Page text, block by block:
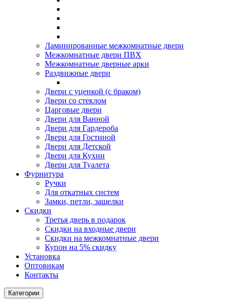
Ламинированные межкомнатные двери
Межкомнатные двери ПВХ
Межкомнатные дверные арки
Раздвижные двери
Двери с уценкой (с браком)
Двери со стеклом
Царговые двери
Двери для Ванной
Двери для Гардероба
Двери для Гостиной
Двери для Детской
Двери для Кухни
Двери для Туалета
Фурнитура
Ручки
Для откатных систем
Замки, петли, защелки
Скидки
Третья дверь в подарок
Скидки на входные двери
Скидки на межкомнатные двери
Купон на 5% скидку
Установка
Оптовикам
Контакты
Категории